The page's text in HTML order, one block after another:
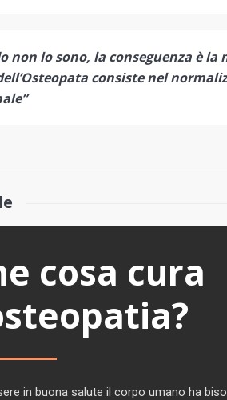
non lo sono, la conseguenza è
consiste nel
cosa cura
in buona salute il corpo umano ha